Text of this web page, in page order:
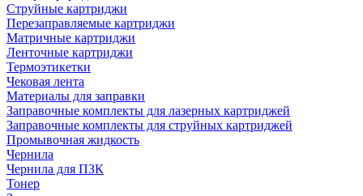
Струйные картриджи
Перезаправляемые картриджи
Матричные картриджи
Ленточные картриджи
Термоэтикетки
Чековая лента
Материалы для заправки
Заправочные комплекты для лазерных картриджей
Заправочные комплекты для струйных картриджей
Промывочная жидкость
Чернила
Чернила для ПЗК
Тонер